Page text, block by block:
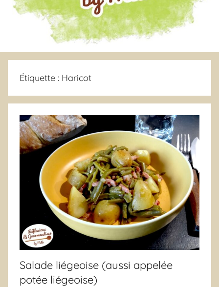
Étiquette : Haricot
Salade liégeoise (aussi appelée
potée liégeoise)